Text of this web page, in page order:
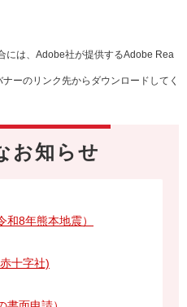
には、Adobe社が提供するAdobe Rea
ーのリンク先からダウンロードしてく
お知らせ
8年熊本地震）
十字社)